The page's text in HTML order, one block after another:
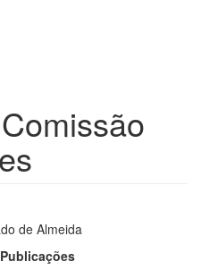
de Almeida